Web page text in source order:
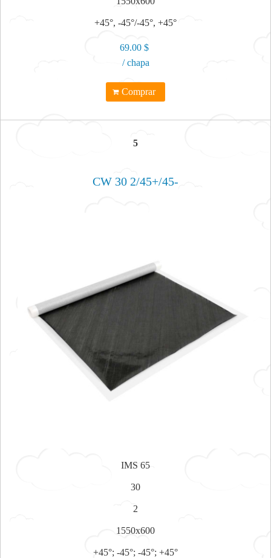
+45°, -45°/-45°, +45°
69.00 $
/ chapa
Comprar
5
CW 30 2/45+/45-
IMS 65
30
2
1550x600
+45°; -45°; -45°; +45°